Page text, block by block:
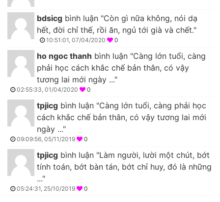
bdsicg bình luận "Còn gì nữa không, nói dạ
hết, đời chỉ thế, rồi ăn, ngủ tới già và chết."
10:51:01, 07/04/2020 0
ho ngoc thanh bình luận "Càng lớn tuổi, càng
phải học cách khắc chế bản thân, có vậy
tương lai mới ngày ..."
02:55:33, 01/04/2020 0
tpjicg bình luận "Càng lớn tuổi, càng phải học
cách khắc chế bản thân, có vậy tương lai mới
ngày ..."
09:09:56, 05/11/2019 0
tpjicg bình luận "Làm người, lười một chút, bớt
tính toán, bớt bàn tán, bớt chỉ huy, đó là những
..."
05:24:31, 25/10/2019 0